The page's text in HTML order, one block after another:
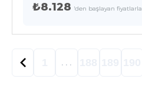
₺8.128 'den başlayan fiyatlarla
. . .